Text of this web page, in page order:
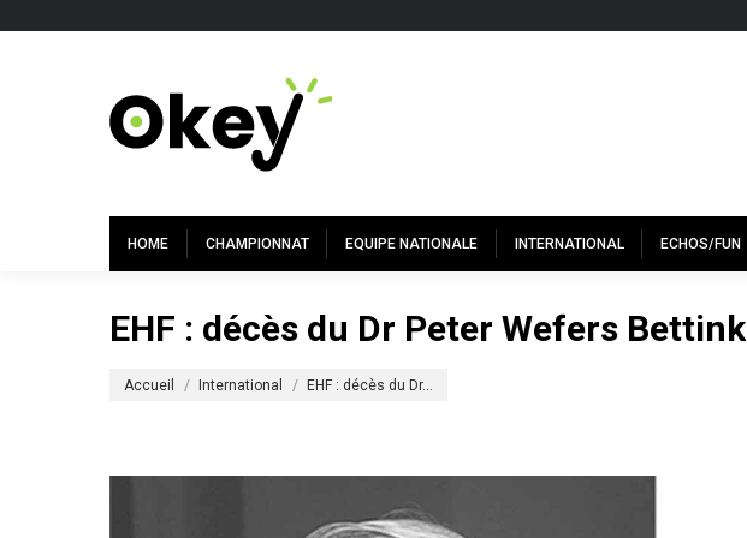
HOME CHAMPIONNAT EQUIPE NATIONALE INTERNATIONAL ECHOS/FUN
EHF : décès du Dr Peter Wefers Bettink
Accueil International EHF : décès du Dr…